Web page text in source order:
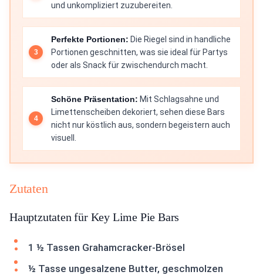
und unkompliziert zuzubereiten.
Perfekte Portionen: Die Riegel sind in handliche
Portionen geschnitten, was sie ideal für Partys
oder als Snack für zwischendurch macht.
Schöne Präsentation: Mit Schlagsahne und
Limettenscheiben dekoriert, sehen diese Bars
nicht nur köstlich aus, sondern begeistern auch
visuell.
Zutaten
Hauptzutaten für Key Lime Pie Bars
1 ½ Tassen Grahamcracker-Brösel
½ Tasse ungesalzene Butter, geschmolzen